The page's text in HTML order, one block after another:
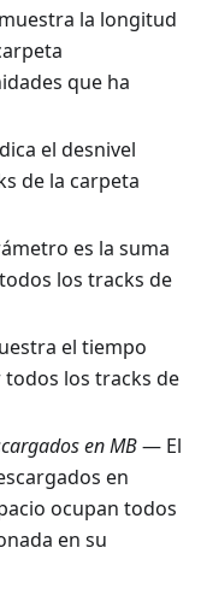
la longitud
que ha
el desnivel
de la carpeta
es la suma
los tracks de
el tiempo
los tracks de
en MB— El
en
ocupan todos
en su